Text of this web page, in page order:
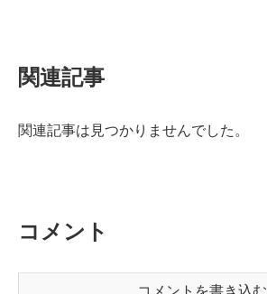
関連記事
関連記事は見つかりませんでした。
コメント
コメントを書き込む